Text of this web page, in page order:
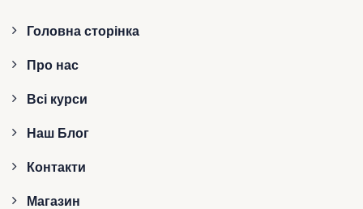
Головна сторінка
Про нас
Всі курси
Наш Блог
Контакти
Магазин